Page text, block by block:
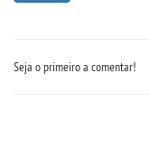
Seja o primeiro a comentar!